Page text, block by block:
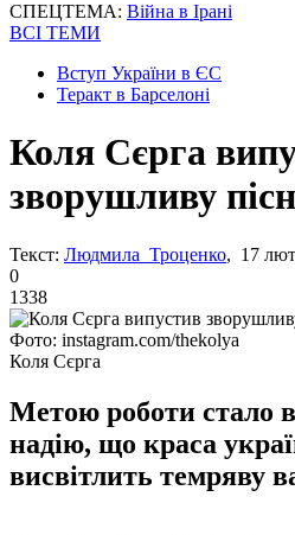
СПЕЦТЕМА: Війна в Ірані
ВСІ ТЕМИ
Вступ України в ЄС
Теракт в Барселоні
Коля Сєрга
зворушливу
Текст: Людмила Троценко, 17
0
1338
Фото: instagram.com/thekolya
Коля Сєрга
Метою роботи стало
надію, що краса
висвітлить темряву